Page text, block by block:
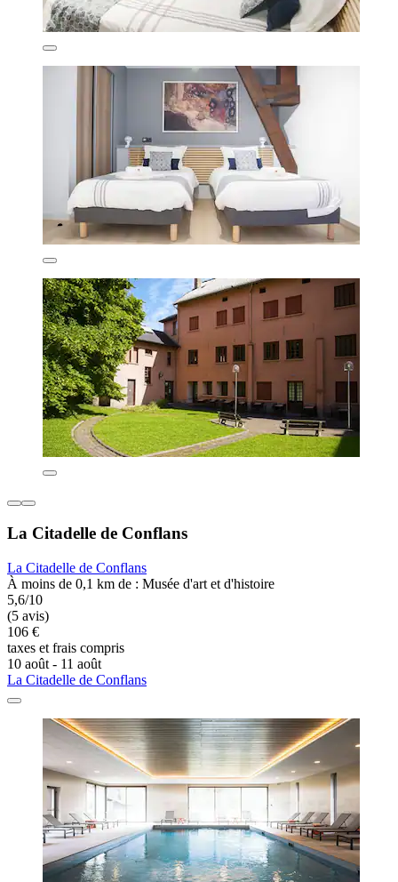
La Citadelle de Conflans
La Citadelle de Conflans
À moins de 0,1 km de : Musée d'art et d'histoire
5,6/10
(5 avis)
106 €
taxes et frais compris
10 août - 11 août
La Citadelle de Conflans